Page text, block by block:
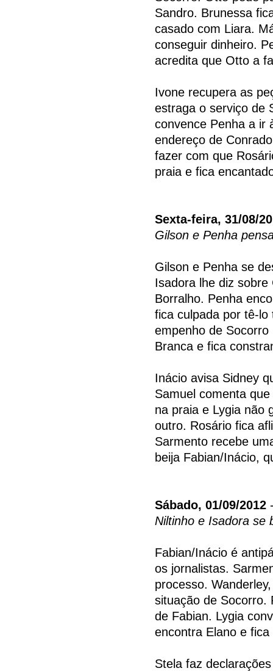
Sandro. Brunessa
casado com Liara.
conseguir dinheiro.
acredita que Otto a
Ivone recupera as
estraga o serviço de
convence Penha a ir
endereço de
fazer com que
praia e fica
Sexta-feira, 31/08/
Gilson e Penha
Gilson e Penha se
Isadora lhe diz
Borralho. Penha
fica culpada por tê-
empenho de
Branca e fica
Inácio avisa Sidney
Samuel comenta
na praia e Lygia não
outro. Rosário fica
Sarmento recebe
beija Fabian/Inácio,
Sábado, 01/09/2012
Niltinho e Isadora se
Fabian/Inácio é
os jornalistas.
processo.
situação de Socorro.
de Fabian. Lygia
encontra Elano e
Stela faz